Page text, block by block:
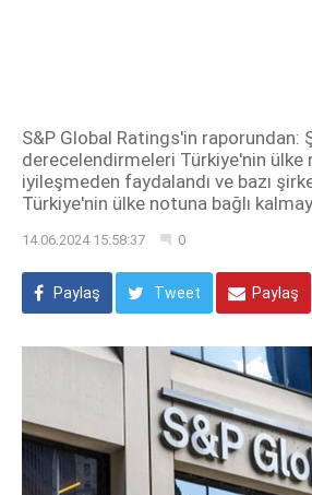
S&P Global Ratings'in raporundan:
derecelendirmeleri Türkiye'nin ülke
iyileşmeden faydalandı ve bazı
Türkiye'nin ülke notuna bağlı
14.06.2024 15:58:37 0
Paylaş Tweet Paylaş